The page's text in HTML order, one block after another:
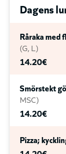
Dagens
Råraka med
G L
14.20€
Smörstekt
MSC
14.20€
Pizza;